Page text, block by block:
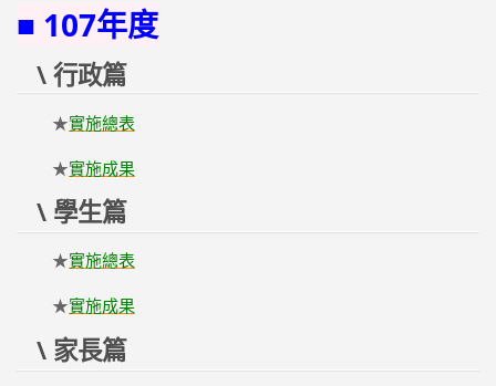
■ 107年度
\ 行政篇
★實施總表
★實施成果
\ 學生篇
★實施總表
★實施成果
\ 家長篇